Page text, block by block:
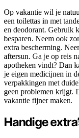
Op vakantie wil je
een toilettas in met
en deodorant. Gebruik
besparen. Neem ook
extra bescherming.
aftersun. Ga je op reis
apotheken vindt? Dan
je eigen medicijnen in
verpakkingen met
geen problemen krijgt.
vakantie fijner maken.
Handige